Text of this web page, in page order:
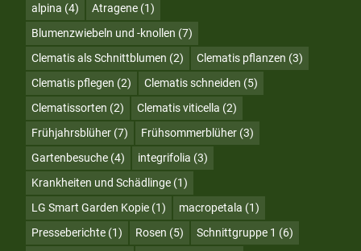
alpina (4) Atragene (1)
Blumenzwiebeln und -knollen (7)
Clematis als Schnittblumen (2) Clematis pflanzen (3)
Clematis pflegen (2) Clematis schneiden (5)
Clematissorten (2) Clematis viticella (2)
Frühjahrsblüher (7) Frühsommerblüher (3)
Gartenbesuche (4) integrifolia (3)
Krankheiten und Schädlinge (1)
LG Smart Garden Kopie (1) macropetala (1)
Presseberichte (1) Rosen (5) Schnittgruppe 1 (6)